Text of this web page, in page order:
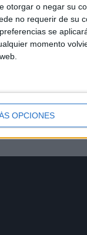
otorgar o negar su
no requerir de su
se
momento
OPCIONES
principal
emocional, que
a esos
plan con